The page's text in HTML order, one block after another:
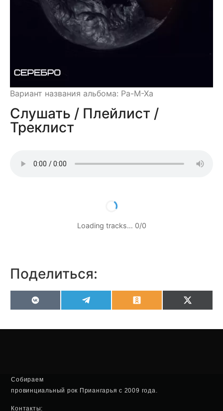
Вариант названия альбома: Ра-М-Ха
Слушать / Плейлист /
Треклист
Loading tracks… 0/0
Поделиться:
VK OdnoklassnikiX
Собираем
провинциальный рок Приангарья с 2009 года.
Контакты: